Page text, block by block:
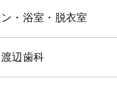
・浴室・脱衣室
辺歯科